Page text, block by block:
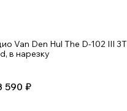
Van Den Hul The D-102 III 3T
в нарезку
590 ₽